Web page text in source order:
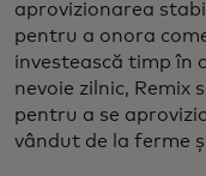
aprovizionarea
pentru a onora
investească timp în
nevoie zilnic, Remix
pentru a se
vândut de la ferme